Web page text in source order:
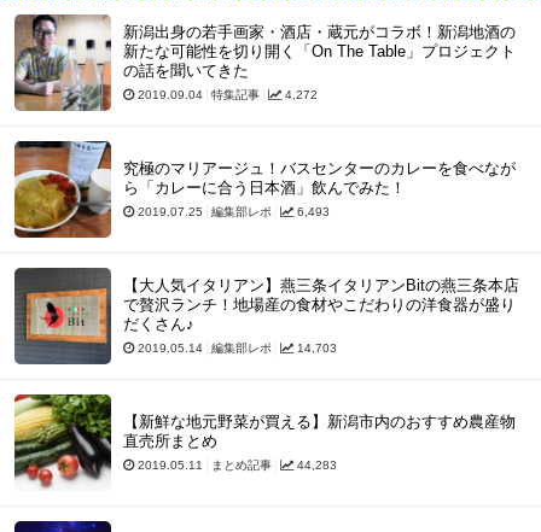
新潟出身の若手画家・酒店・蔵元がコラボ！新潟地酒の
新たな可能性を切り開く「On The Table」プロジェクト
の話を聞いてきた
2019.09.04 特集記事 4,272
究極のマリアージュ！バスセンターのカレーを食べなが
ら「カレーに合う日本酒」飲んでみた！
2019.07.25 編集部レポ 6,493
【大人気イタリアン】燕三条イタリアンBitの燕三条本店
で贅沢ランチ！地場産の食材やこだわりの洋食器が盛り
だくさん♪
2019.05.14 編集部レポ 14,703
【新鮮な地元野菜が買える】新潟市内のおすすめ農産物
直売所まとめ
2019.05.11 まとめ記事 44,283